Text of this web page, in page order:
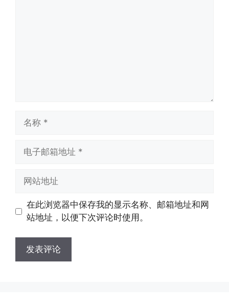
址
址
在此浏览器中保存我的显示名称、邮箱地址和网
站地址，以便下次评论时使用。